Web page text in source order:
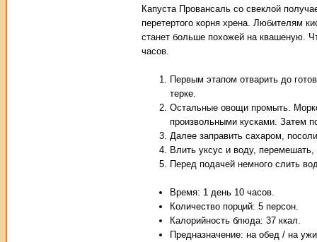
Капуста Провансаль со свеклой
перетертого корня хрена. Любителям
станет больше похожей на квашеную.
часов.
Первым этапом отварить до
терке.
Остальные овощи промыть.
произвольными кусками. Затем
Далее заправить сахаром,
Влить уксус и воду,
Перед подачей немного слить
Время: 1 день 10 часов.
Количество порций: 5 персон.
Калорийность блюда: 37 ккал.
Предназначение: на обед / на